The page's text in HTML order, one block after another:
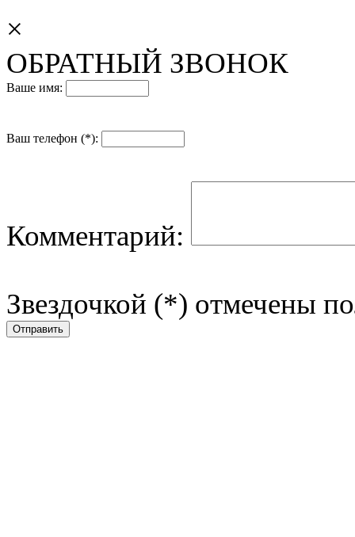
×
ОБРАТНЫЙ ЗВОНОК
Ваше имя:
Ваш телефон (*):
Комментарий:
Звездочкой (*) отмечены